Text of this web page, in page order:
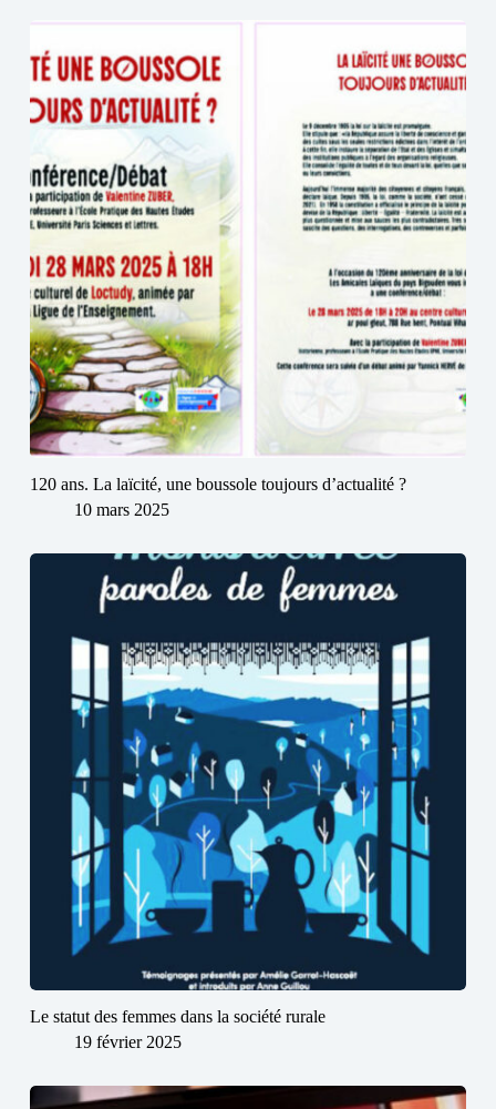
120 ans. La laïcité, une boussole toujours d’actualité ?
10 mars 2025
Le statut des femmes dans la société rurale
19 février 2025